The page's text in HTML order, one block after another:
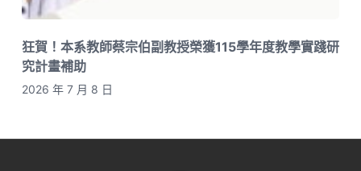
狂賀！本系教師蔡宗伯副教授榮獲115學年度教學實踐研
究計畫補助
2026 年 7 月 8 日